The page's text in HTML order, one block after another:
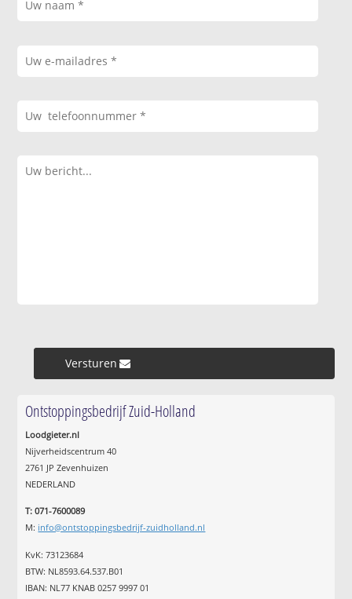
Versturen »
Ontstoppingsbedrijf Zuid-Holland
Loodgieter.nl
Nijverheidscentrum 40
2761 JP Zevenhuizen
NEDERLAND
T: 071-7600089
M: info@ontstoppingsbedrijf-zuidholland.nl
KvK: 73123684
BTW: NL8593.64.537.B01
IBAN: NL77 KNAB 0257 9997 01